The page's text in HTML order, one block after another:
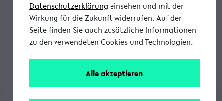
Datenschutzerklärung einsehen und mit der
Wirkung für die Zukunft widerrufen. Auf der
Seite finden Sie auch zusätzliche Informationen
zu den verwendeten Cookies und Technologien.
Alle akzeptieren